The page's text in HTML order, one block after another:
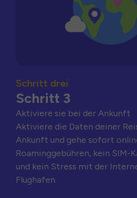
Schritt drei
Schritt 3
Aktiviere sie bei der Ankunft
Aktiviere die Daten deiner
Ankunft und gehe sofort
Roaminggebühren, kein SIM-
und kein Stress mit der
Flughafen.